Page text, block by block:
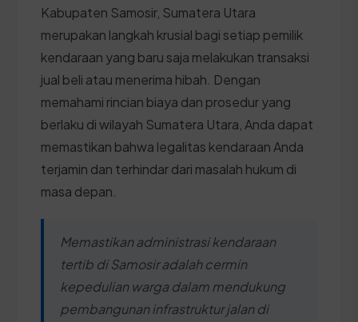
Kabupaten Samosir, Sumatera Utara
merupakan langkah krusial bagi setiap pemilik
kendaraan yang baru saja melakukan transaksi
jual beli atau menerima hibah. Dengan
memahami rincian biaya dan prosedur yang
berlaku di wilayah Sumatera Utara, Anda dapat
memastikan bahwa legalitas kendaraan Anda
terjamin dan terhindar dari masalah hukum di
masa depan.
Memastikan administrasi kendaraan
tertib di Samosir adalah cermin
kepedulian warga dalam mendukung
pembangunan infrastruktur jalan di